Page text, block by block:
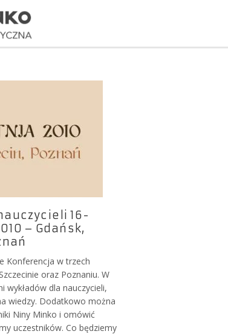
16-
– Gdańsk,
Konferencja w trzech
oraz Poznaniu. W
wykładów dla nauczycieli,
wiedzy. Dodatkowo można
Niny Minko i omówić
uczestników. Co będziemy